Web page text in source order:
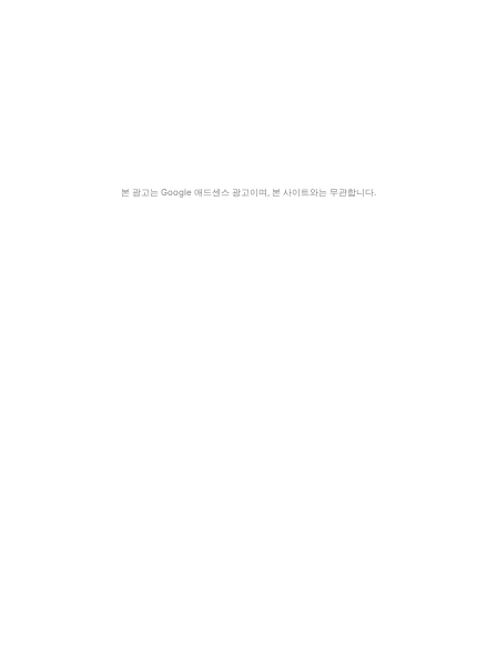
본 광고는 Google 애드센스 광고이며, 본 사이트와는 무관합니다.